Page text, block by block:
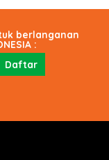
berlanganan
: